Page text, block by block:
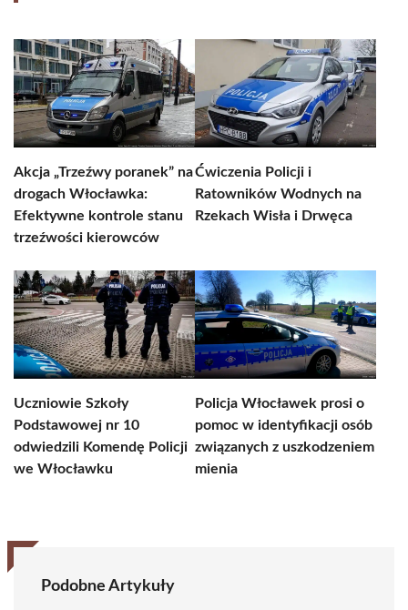
Akcja „Trzeźwy poranek” na
drogach Włocławka:
Efektywne kontrole stanu
trzeźwości kierowców
Ćwiczenia Policji i
Ratowników Wodnych na
Rzekach Wisła i Drwęca
Uczniowie Szkoły
Podstawowej nr 10
odwiedzili Komendę Policji
we Włocławku
Policja Włocławek prosi o
pomoc w identyfikacji osób
związanych z uszkodzeniem
mienia
Podobne Artykuły